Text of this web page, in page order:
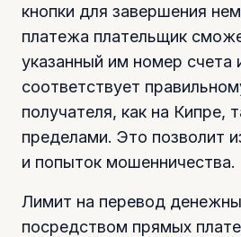
кнопки для завершения
платежа плательщик
указанный им номер счета
соответствует
получателя, как на Кипре,
пределами. Это позволит
и попыток мошенничества.
Лимит на перевод
посредством прямых